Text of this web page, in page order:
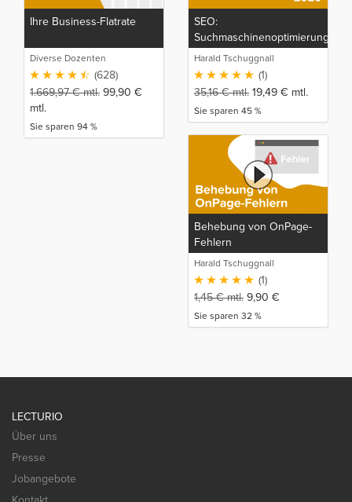
Ihre Business-Flatrate
Diverse Dozenten
(628)
1.669,97€mtl. 99,90 €
mtl.
Sie sparen 94 %
SEO:
Suchmaschinenoptimierung
2020
Harald Tschuggnall
(1)
35,16€mtl. 19,49 € mtl.
Sie sparen 45 %
Behebung von OnPage-
Fehlern
Harald Tschuggnall
(1)
1,45€mtl. 9,90 €
Sie sparen 32 %
LECTURIO
Über uns
Presse
Jobangebote